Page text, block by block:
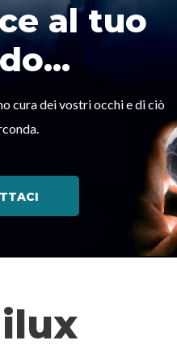
al tuo
cura dei vostri occhi e di ciò